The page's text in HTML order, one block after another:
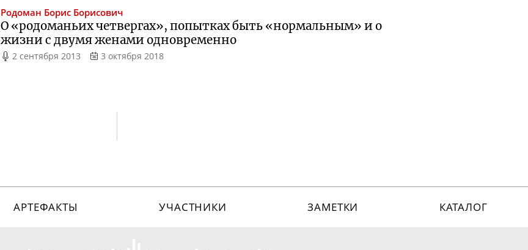
Родоман Борис Борисович
О «родоманьих четвергах», попытках быть «нормальным» и о
жизни с двумя женами одновременно
2 сентября 2013 3 октября 2018
АРТЕФАКТЫ УЧАСТНИКИ ЗАМЕТКИ КАТАЛОГ